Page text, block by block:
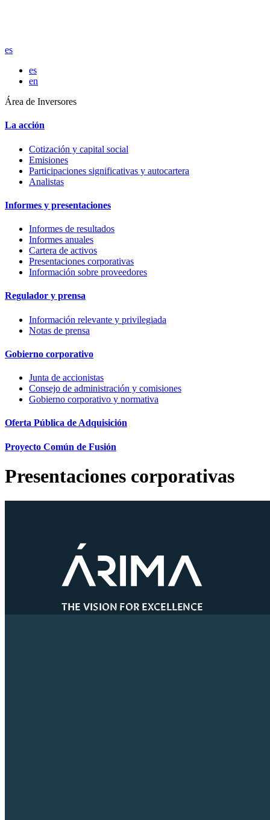
es
es
en
Área de Inversores
La acción
Cotización y capital social
Emisiones
Participaciones significativas y autocartera
Analistas
Informes y presentaciones
Informes de resultados
Informes anuales
Cartera de activos
Presentaciones corporativas
Información sobre proveedores
Regulador y prensa
Información relevante y privilegiada
Notas de prensa
Gobierno corporativo
Junta de accionistas
Consejo de administración y comisiones
Gobierno corporativo y normativa
Oferta Pública de Adquisición
Proyecto Común de Fusión
Presentaciones corporativas